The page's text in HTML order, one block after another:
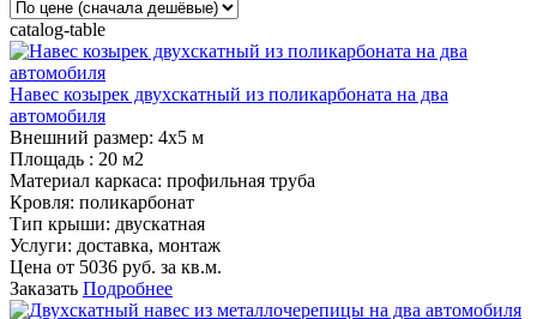
catalog-table
Навес козырек двухскатный из поликарбоната на два
автомобиля
Внешний размер: 4х5 м
Площадь : 20 м2
Материал каркаса: профильная труба
Кровля: поликарбонат
Тип крыши: двускатная
Услуги: доставка, монтаж
Цена от 5036 руб. за кв.м.
Заказать Подробнее